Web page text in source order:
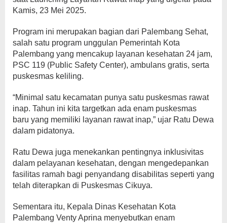
Kamis, 23 Mei 2025.
Program ini merupakan bagian dari Palembang Sehat,
salah satu program unggulan Pemerintah Kota
Palembang yang mencakup layanan kesehatan 24 jam,
PSC 119 (Public Safety Center), ambulans gratis, serta
puskesmas keliling.
“Minimal satu kecamatan punya satu puskesmas rawat
inap. Tahun ini kita targetkan ada enam puskesmas
baru yang memiliki layanan rawat inap,” ujar Ratu Dewa
dalam pidatonya.
Ratu Dewa juga menekankan pentingnya inklusivitas
dalam pelayanan kesehatan, dengan mengedepankan
fasilitas ramah bagi penyandang disabilitas seperti yang
telah diterapkan di Puskesmas Cikuya.
Sementara itu, Kepala Dinas Kesehatan Kota
Palembang Venty Aprina menyebutkan enam